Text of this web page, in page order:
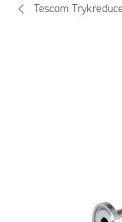
Tescom